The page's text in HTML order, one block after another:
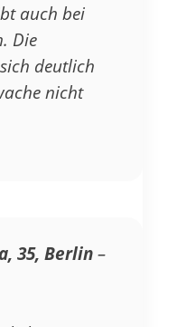
auch bei
Die
deutlich
nicht
35, Berlin–